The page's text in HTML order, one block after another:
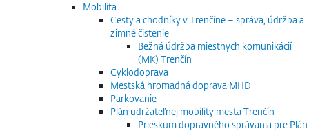
Mobilita
Cesty a chodníky v Trenčíne – správa, údržba a
zimné čistenie
Bežná údržba miestnych komunikácií
(MK) Trenčín
Cyklodoprava
Mestská hromadná doprava MHD
Parkovanie
Plán udržateľnej mobility mesta Trenčín
Prieskum dopravného správania pre Plán